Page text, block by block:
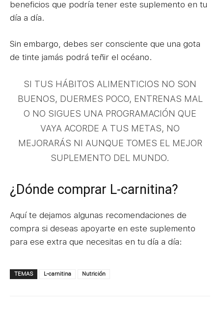
beneficios que podría tener este suplemento en tu
día a día.
Sin embargo, debes ser consciente que una gota
de tinte jamás podrá teñir el océano.
SI TUS HÁBITOS ALIMENTICIOS NO SON
BUENOS, DUERMES POCO, ENTRENAS MAL
O NO SIGUES UNA PROGRAMACIÓN QUE
VAYA ACORDE A TUS METAS, NO
MEJORARÁS NI AUNQUE TOMES EL MEJOR
SUPLEMENTO DEL MUNDO.
¿Dónde comprar L-carnitina?
Aquí te dejamos algunas recomendaciones de
compra si deseas apoyarte en este suplemento
para ese extra que necesitas en tu día a día:
TEMAS L-carnitina Nutrición